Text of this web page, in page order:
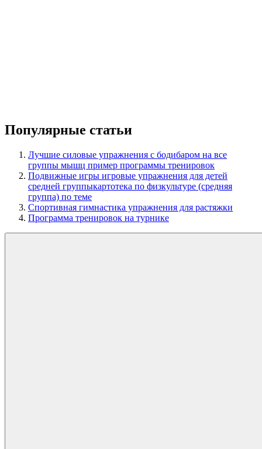
Популярные статьи
Лучшие силовые упражнения с бодибаром на все
группы мышц пример программы тренировок
Подвижные игры игровые упражнения для детей
средней группыкартотека по физкультуре (средняя
группа) по теме
Спортивная гимнастика упражнения для растяжки
Программа тренировок на турнике